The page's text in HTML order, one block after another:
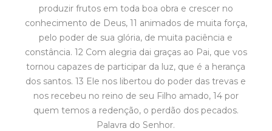
produzir frutos em toda boa obra e crescer no
conhecimento de Deus, 11 animados de muita força,
pelo poder de sua glória, de muita paciência e
constância. 12 Com alegria dai graças ao Pai, que vos
tornou capazes de participar da luz, que é a herança
dos santos. 13 Ele nos libertou do poder das trevas e
nos recebeu no reino de seu Filho amado, 14 por
quem temos a redenção, o perdão dos pecados.
Palavra do Senhor.